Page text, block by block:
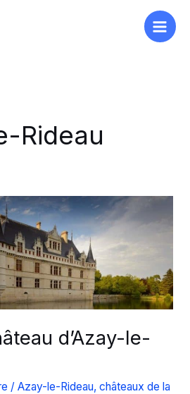
Rideau
d’Azay-le-
/ Azay-le-Rideau, châteaux de la